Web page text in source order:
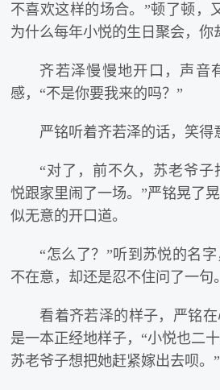
不喜欢这样的场合。”顿了顿，
为什么每年小悦的生日聚会，你
齐若泽慢慢地开口，声音
感，“不是你要我来的吗？”
严铭听着齐若泽的话，笑得
“对了，前不久，苏老爷
悦跟家里闹了一场。”严铭晃了
似无意的开口道。
“怎么了？”听到苏悦的名
不在意，却还是忍不住问了一句。
看着齐若泽的样子，严铭
是一本正经地样子，“小悦也二
苏老爷子想把她赶紧嫁出去呗。”